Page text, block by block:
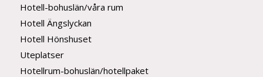
Hotell-bohuslän/våra rum
Hotell Ängslyckan
Hotell Hönshuset
Uteplatser
Hotellrum-bohuslän/hotellpaket